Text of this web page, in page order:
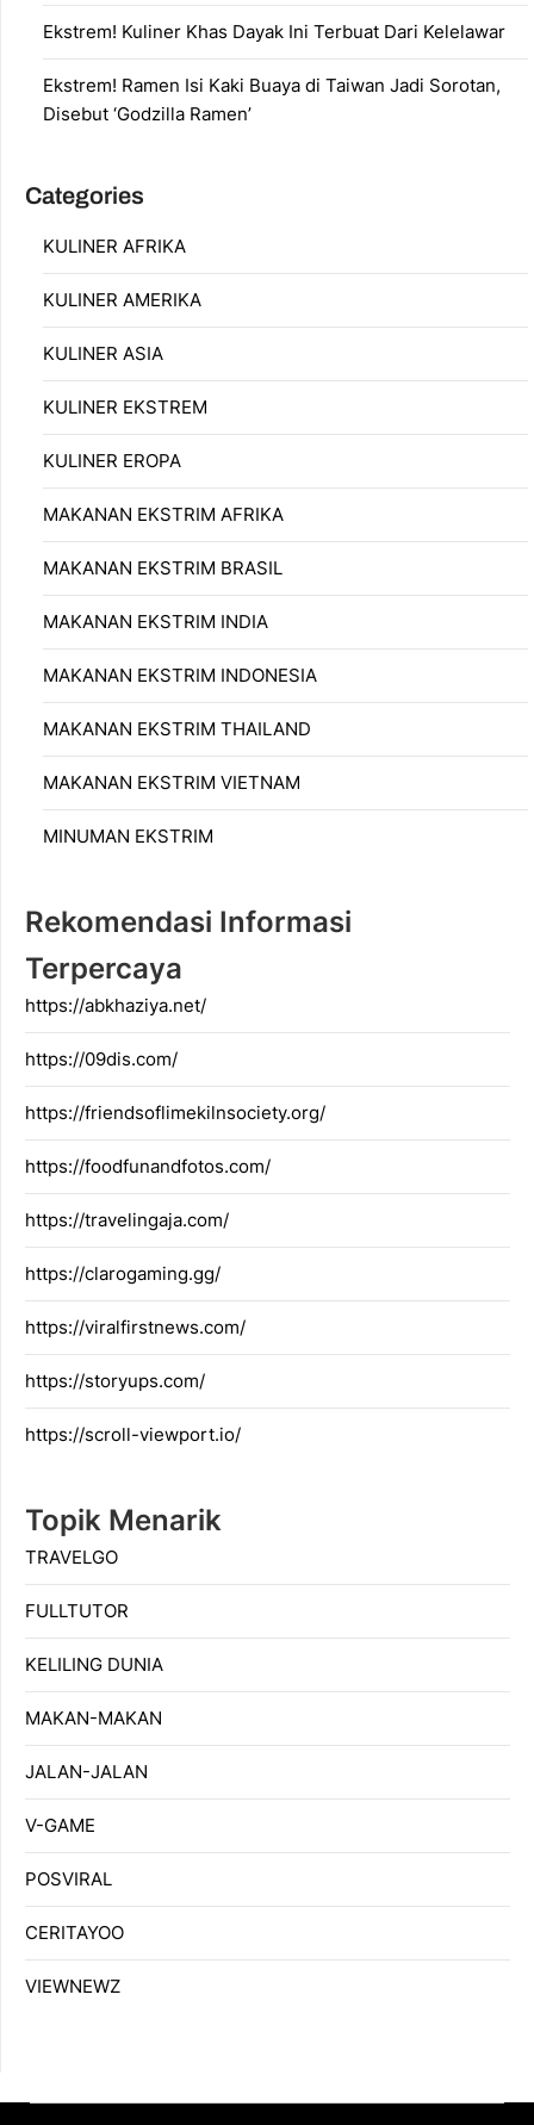
Ekstrem! Kuliner Khas Dayak Ini Terbuat Dari Kelelawar
Ekstrem! Ramen Isi Kaki Buaya di Taiwan Jadi Sorotan,
Disebut ‘Godzilla Ramen’
Categories
KULINER AFRIKA
KULINER AMERIKA
KULINER ASIA
KULINER EKSTREM
KULINER EROPA
MAKANAN EKSTRIM AFRIKA
MAKANAN EKSTRIM BRASIL
MAKANAN EKSTRIM INDIA
MAKANAN EKSTRIM INDONESIA
MAKANAN EKSTRIM THAILAND
MAKANAN EKSTRIM VIETNAM
MINUMAN EKSTRIM
Rekomendasi Informasi
Terpercaya
https://abkhaziya.net/
https://09dis.com/
https://friendsoflimekilnsociety.org/
https://foodfunandfotos.com/
https://travelingaja.com/
https://clarogaming.gg/
https://viralfirstnews.com/
https://storyups.com/
https://scroll-viewport.io/
Topik Menarik
TRAVELGO
FULLTUTOR
KELILING DUNIA
MAKAN-MAKAN
JALAN-JALAN
V-GAME
POSVIRAL
CERITAYOO
VIEWNEWZ